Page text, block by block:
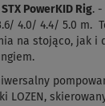
STX PowerKID Rig. -
4.0/ 4.4/ 5.0 m.
na stojąco, jak i
LOZEN,